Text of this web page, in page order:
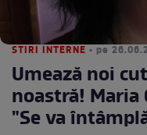
STIRI INTERNE • pe
Umează noi
noastră! Maria
"Se va